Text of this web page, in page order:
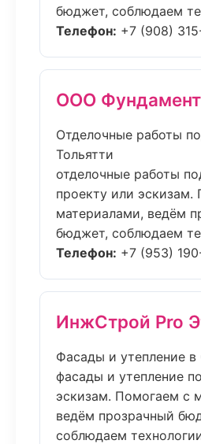
бюджет, соблюдаем
Телефон: +7 (908)
ООО
Отделочные работы
Тольятти
отделочные работы
проекту или эскизам.
материалами, ведём
бюджет, соблюдаем
Телефон: +7 (953)
ИнжСтрой Pro
Фасады и утепление
фасады и утепление
эскизам. Помогаем с
ведём прозрачный
соблюдаем